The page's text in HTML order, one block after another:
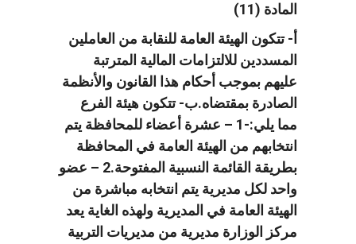
المادة (11)
أ- تتكون الهيئة العامة للنقابة من العاملين
المسددين للالتزامات المالية المترتبة
عليهم بموجب أحكام هذا القانون والأنظمة
الصادرة بمقتضاه.ب- تتكون هيئة الفرع
مما يلي:-1 – عشرة أعضاء للمحافظة يتم
انتخابهم من الهيئة العامة في المحافظة
بطريقة القائمة النسبية المفتوحة.2 – عضو
واحد لكل مديرية يتم انتخابه مباشرة من
الهيئة العامة في المديرية ولهذه الغاية يعد
مركز الوزارة مديرية من مديريات التربية